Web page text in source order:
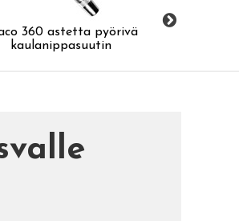
360 astetta pyörivä
kaulanippasuutin